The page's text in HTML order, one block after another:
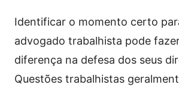
Identificar o momento certo
advogado trabalhista pode
diferença na defesa dos seus
Questões trabalhistas